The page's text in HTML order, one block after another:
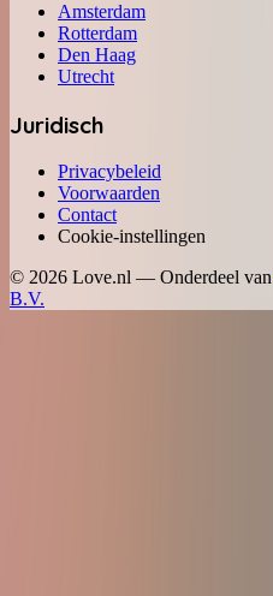
Amsterdam
Rotterdam
Den Haag
Utrecht
Juridisch
Privacybeleid
Voorwaarden
Contact
Cookie-instellingen
© 2026 Love.nl — Onderdeel van
B.V.